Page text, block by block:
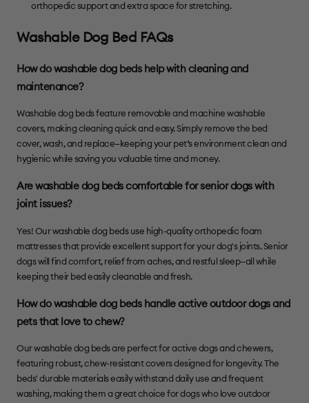
orthopedic support and extra space for stretching.
Washable Dog Bed FAQs
How do washable dog beds help with cleaning and
maintenance?
Washable dog beds feature removable and machine washable
covers, making cleaning quick and easy. Simply remove the bed
cover, wash, and replace—keeping your pet’s environment clean and
hygienic while saving you valuable time and money.
Are washable dog beds comfortable for senior dogs with
joint issues?
Yes! Our washable dog beds use high-quality orthopedic foam
mattresses that provide excellent support for your dog's joints. Senior
dogs will find comfort, relief from aches, and restful sleep—all while
keeping their bed easily cleanable and fresh.
How do washable dog beds handle active outdoor dogs and
pets that love to chew?
Our washable dog beds are perfect for active dogs and chewers,
featuring robust, chew-resistant covers designed for longevity. The
beds' durable materials easily withstand daily use and frequent
washing, making them a great choice for dogs who love outdoor